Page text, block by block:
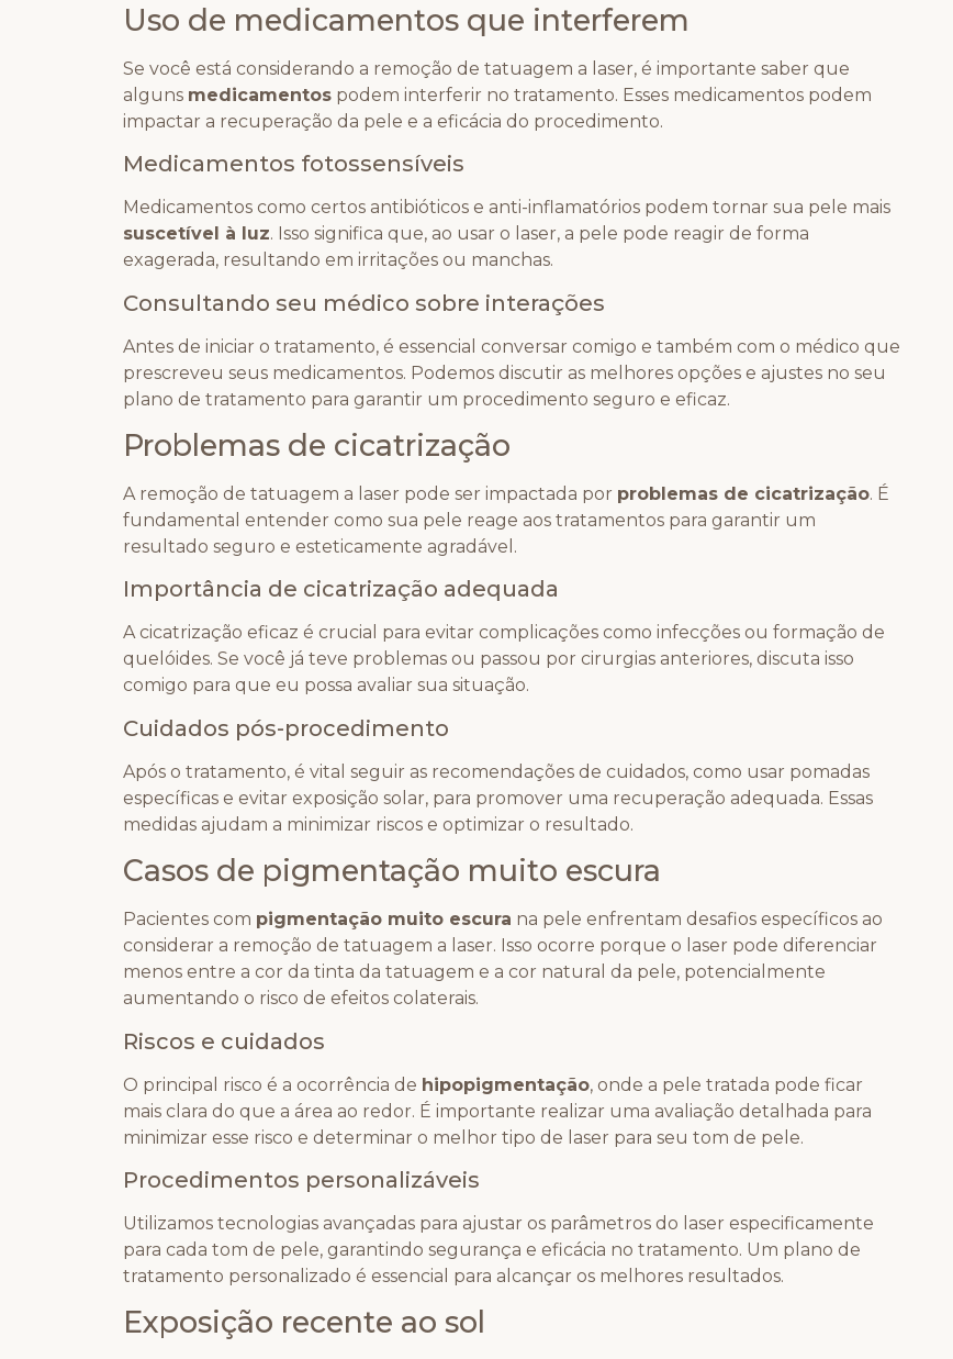
Uso de medicamentos que interferem
Se você está considerando a remoção de tatuagem a laser, é importante saber que
alguns medicamentos podem interferir no tratamento. Esses medicamentos podem
impactar a recuperação da pele e a eficácia do procedimento.
Medicamentos fotossensíveis
Medicamentos como certos antibióticos e anti-inflamatórios podem tornar sua pele mais
suscetível à luz. Isso significa que, ao usar o laser, a pele pode reagir de forma
exagerada, resultando em irritações ou manchas.
Consultando seu médico sobre interações
Antes de iniciar o tratamento, é essencial conversar comigo e também com o médico que
prescreveu seus medicamentos. Podemos discutir as melhores opções e ajustes no seu
plano de tratamento para garantir um procedimento seguro e eficaz.
Problemas de cicatrização
A remoção de tatuagem a laser pode ser impactada por problemas de cicatrização. É
fundamental entender como sua pele reage aos tratamentos para garantir um
resultado seguro e esteticamente agradável.
Importância de cicatrização adequada
A cicatrização eficaz é crucial para evitar complicações como infecções ou formação de
quelóides. Se você já teve problemas ou passou por cirurgias anteriores, discuta isso
comigo para que eu possa avaliar sua situação.
Cuidados pós-procedimento
Após o tratamento, é vital seguir as recomendações de cuidados, como usar pomadas
específicas e evitar exposição solar, para promover uma recuperação adequada. Essas
medidas ajudam a minimizar riscos e optimizar o resultado.
Casos de pigmentação muito escura
Pacientes com pigmentação muito escura na pele enfrentam desafios específicos ao
considerar a remoção de tatuagem a laser. Isso ocorre porque o laser pode diferenciar
menos entre a cor da tinta da tatuagem e a cor natural da pele, potencialmente
aumentando o risco de efeitos colaterais.
Riscos e cuidados
O principal risco é a ocorrência de hipopigmentação, onde a pele tratada pode ficar
mais clara do que a área ao redor. É importante realizar uma avaliação detalhada para
minimizar esse risco e determinar o melhor tipo de laser para seu tom de pele.
Procedimentos personalizáveis
Utilizamos tecnologias avançadas para ajustar os parâmetros do laser especificamente
para cada tom de pele, garantindo segurança e eficácia no tratamento. Um plano de
tratamento personalizado é essencial para alcançar os melhores resultados.
Exposição recente ao sol